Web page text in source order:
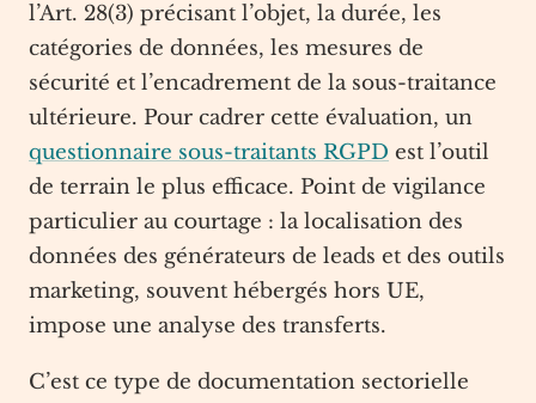
l’Art. 28(3) précisant l’objet, la durée, les
catégories de données, les mesures de
sécurité et l’encadrement de la sous-traitance
ultérieure. Pour cadrer cette évaluation, un
questionnaire sous-traitants RGPD est l’outil
de terrain le plus efficace. Point de vigilance
particulier au courtage : la localisation des
données des générateurs de leads et des outils
marketing, souvent hébergés hors UE,
impose une analyse des transferts.
C’est ce type de documentation sectorielle